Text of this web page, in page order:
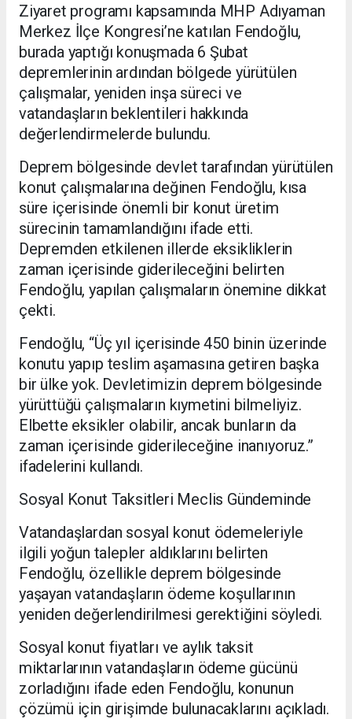
Ziyaret programı kapsamında MHP Adıyaman
Merkez İlçe Kongresi’ne katılan Fendoğlu,
burada yaptığı konuşmada 6 Şubat
depremlerinin ardından bölgede yürütülen
çalışmalar, yeniden inşa süreci ve
vatandaşların beklentileri hakkında
değerlendirmelerde bulundu.
Deprem bölgesinde devlet tarafından yürütülen
konut çalışmalarına değinen Fendoğlu, kısa
süre içerisinde önemli bir konut üretim
sürecinin tamamlandığını ifade etti.
Depremden etkilenen illerde eksikliklerin
zaman içerisinde giderileceğini belirten
Fendoğlu, yapılan çalışmaların önemine dikkat
çekti.
Fendoğlu, “Üç yıl içerisinde 450 binin üzerinde
konutu yapıp teslim aşamasına getiren başka
bir ülke yok. Devletimizin deprem bölgesinde
yürüttüğü çalışmaların kıymetini bilmeliyiz.
Elbette eksikler olabilir, ancak bunların da
zaman içerisinde giderileceğine inanıyoruz.”
ifadelerini kullandı.
Sosyal Konut Taksitleri Meclis Gündeminde
Vatandaşlardan sosyal konut ödemeleriyle
ilgili yoğun talepler aldıklarını belirten
Fendoğlu, özellikle deprem bölgesinde
yaşayan vatandaşların ödeme koşullarının
yeniden değerlendirilmesi gerektiğini söyledi.
Sosyal konut fiyatları ve aylık taksit
miktarlarının vatandaşların ödeme gücünü
zorladığını ifade eden Fendoğlu, konunun
çözümü için girişimde bulunacaklarını açıkladı.